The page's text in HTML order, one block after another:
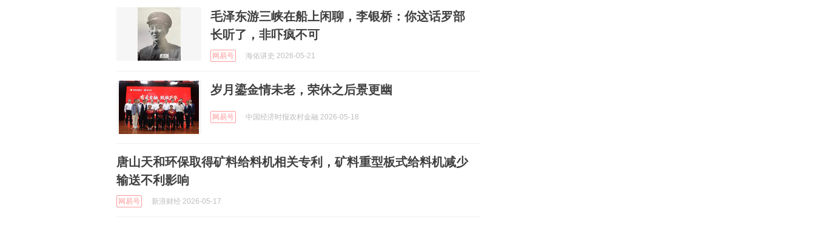
毛泽东游三峡在船上闲聊，李银桥：你这话罗部
长听了，非吓疯不可
网易号 海佑讲史 2026-05-21
岁月鎏金情未老，荣休之后景更幽
网易号 中国经济时报农村金融 2026-05-18
唐山天和环保取得矿料给料机相关专利，矿料重型板式给料机减少
输送不利影响
网易号 新浪财经 2026-05-17